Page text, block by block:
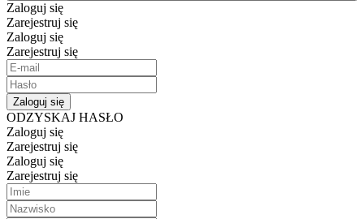
Zaloguj się
Zarejestruj się
Zaloguj się
Zarejestruj się
Zaloguj się
ODZYSKAJ HASŁO
Zaloguj się
Zarejestruj się
Zaloguj się
Zarejestruj się